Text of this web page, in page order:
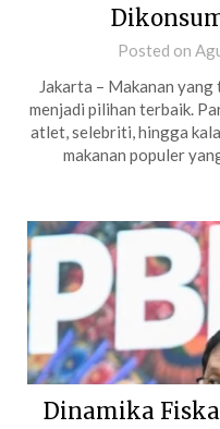
Posted on
Jakarta – Makanan
menjadi pilihan terbaik.
atlet, selebriti, hingga
makanan populer
Dinamika